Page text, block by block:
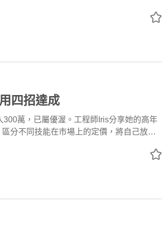
續在台灣發揮。3.「開放性」：是否較能
四招達成
萬，已屬優渥。工程師Iris分享她的高年
分不同技能在市場上的定價，將自己放在
觀察這些公司的高收入前輩具備什麼專業